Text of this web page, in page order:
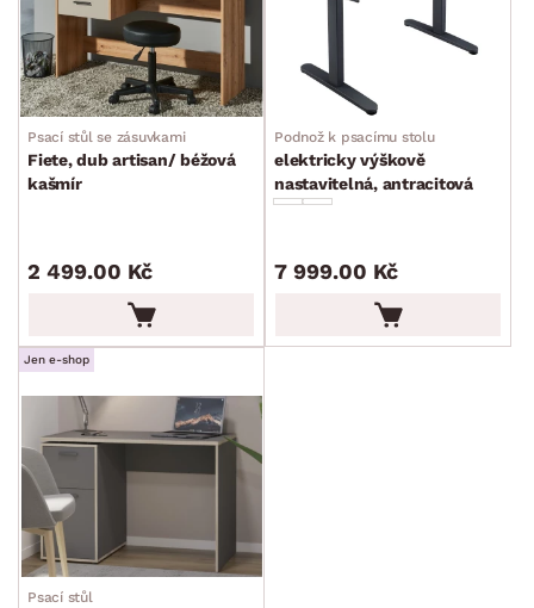
Psací stůl se zásuvkami
Fiete, dub artisan/ béžová
kašmír
2 499.00 Kč
Podnož k psacímu stolu
elektricky výškově
nastavitelná, antracitová
7 999.00 Kč
Jen e-shop
Psací stůl